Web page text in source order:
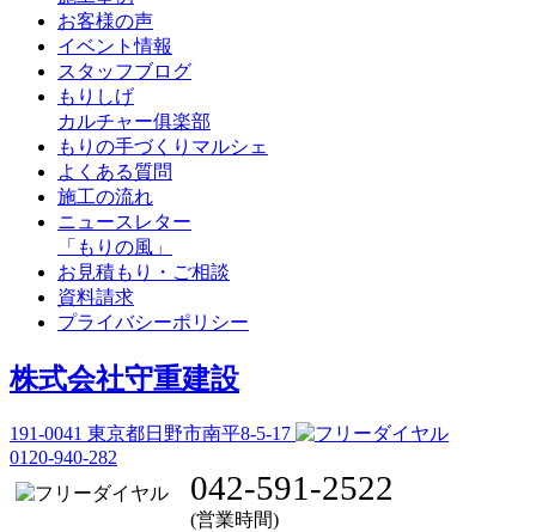
お客様の声
イベント情報
スタッフブログ
もりしげ
カルチャー俱楽部
もりの手づくりマルシェ
よくある質問
施工の流れ
ニュースレター
「もりの風」
お見積もり・ご相談
資料請求
プライバシーポリシー
株式会社守重建設
191-0041 東京都日野市南平8-5-17
0120-940-282
042-591-2522
(営業時間)